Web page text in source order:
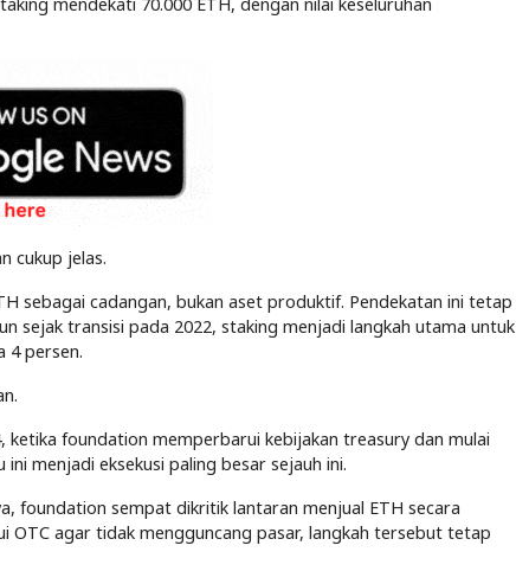
cukup jelas.
sebagai cadangan, bukan aset produktif. Pendekatan ini tetap
sejak transisi pada 2022, staking menjadi langkah utama untuk
4 persen.
foundation memperbarui kebijakan treasury dan mulai
menjadi eksekusi paling besar sejauh ini.
foundation sempat dikritik lantaran menjual ETH secara
OTC agar tidak mengguncang pasar, langkah tersebut tetap